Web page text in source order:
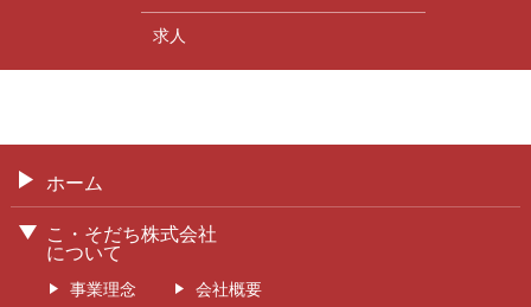
求人
ホーム
こ・そだち株式会社
について
事業理念 会社概要